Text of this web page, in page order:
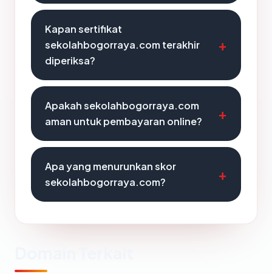
Kapan sertifikat
sekolahbogorraya.com terakhir
diperiksa?
Apakah sekolahbogorraya.com
aman untuk pembayaran online?
Apa yang menurunkan skor
sekolahbogorraya.com?